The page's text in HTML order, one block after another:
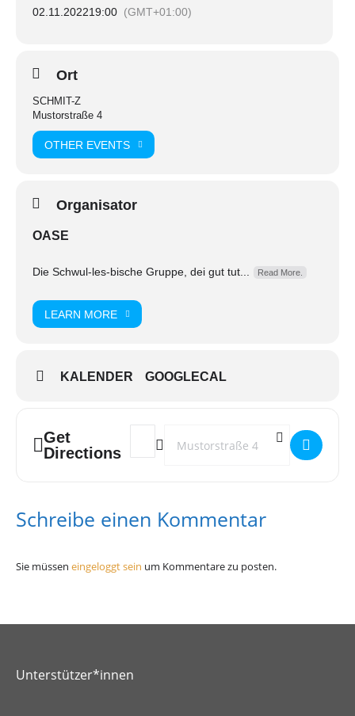
02.11.202219:00 (GMT+01:00)
Ort
SCHMIT-Z
Mustorstraße 4
OTHER EVENTS
Organisator
OASE
Die Schwul-les-bische Gruppe, dei gut tut... Read More.
LEARN MORE
KALENDER GOOGLECAL
Get
Directions
Address - OASE Gruppentreffen []
Destination Address - OASE
Schreibe einen Kommentar
Sie müssen eingeloggt sein um Kommentare zu posten.
Unterstützer*innen